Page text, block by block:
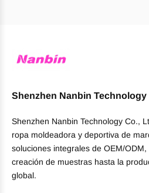
Shenzhen Nanbin Technology
Shenzhen Nanbin Technology Co.,
ropa moldeadora y deportiva de
soluciones integrales de OEM/
creación de muestras hasta la
global.